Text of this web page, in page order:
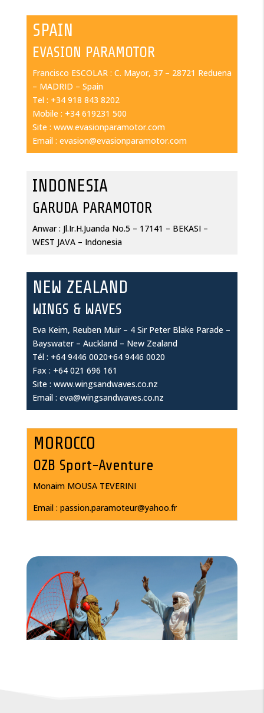
SPAIN
EVASION PARAMOTOR
Francisco ESCOLAR : C. Mayor, 37 – 28721 Reduena
– MADRID – Spain
Tel : +34 918 843 8202
Mobile : +34 619231 500
Site : www.evasionparamotor.com
Email : evasion@evasionparamotor.com
INDONESIA
GARUDA PARAMOTOR
Anwar : Jl.Ir.H.Juanda No.5 – 17141 – BEKASI –
WEST JAVA – Indonesia
NEW ZEALAND
WINGS & WAVES
Eva Keim, Reuben Muir – 4 Sir Peter Blake Parade –
Bayswater – Auckland – New Zealand
Tél : +64 9446 0020+64 9446 0020
Fax : +64 021 696 161
Site : www.wingsandwaves.co.nz
Email : eva@wingsandwaves.co.nz
MOROCCO
OZB Sport-Aventure
Monaim MOUSA TEVERINI
Email : passion.paramoteur@yahoo.fr